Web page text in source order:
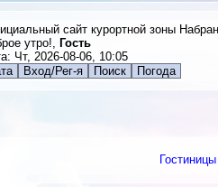
сайт курортной зоны
утро!, Гость
Чт, 2026-08-06, 10:05
Вход/Рег-я Поиск Погода
Гостиницы